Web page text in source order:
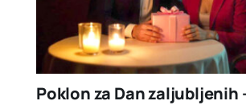
Poklon za Dan zaljubljenih